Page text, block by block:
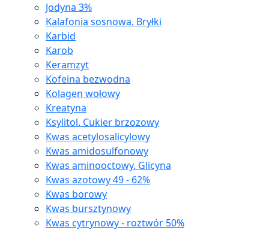
Jodyna 3%
Kalafonia sosnowa. Bryłki
Karbid
Karob
Keramzyt
Kofeina bezwodna
Kolagen wołowy
Kreatyna
Ksylitol. Cukier brzozowy
Kwas acetylosalicylowy
Kwas amidosulfonowy
Kwas aminooctowy. Glicyna
Kwas azotowy 49 - 62%
Kwas borowy
Kwas bursztynowy
Kwas cytrynowy - roztwór 50%